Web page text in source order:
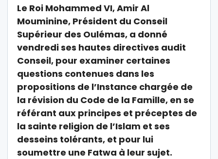
Le Roi Mohammed VI, Amir Al
Mouminine, Président du Conseil
Supérieur des Oulémas, a donné
vendredi ses hautes directives audit
Conseil, pour examiner certaines
questions contenues dans les
propositions de l’Instance chargée de
la révision du Code de la Famille, en se
référant aux principes et préceptes de
la sainte religion de l’Islam et ses
desseins tolérants, et pour lui
soumettre une Fatwa à leur sujet.